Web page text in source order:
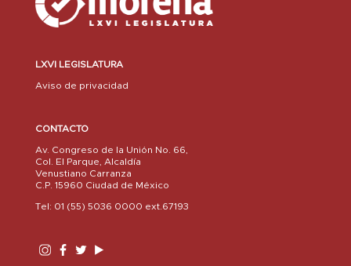
LXVI LEGISLATURA
Aviso de privacidad
CONTACTO
Av. Congreso de la Unión No. 66,
Col. El Parque, Alcaldía
Venustiano Carranza
C.P. 15960 Ciudad de México
Tel: 01 (55) 5036 0000 ext.67193